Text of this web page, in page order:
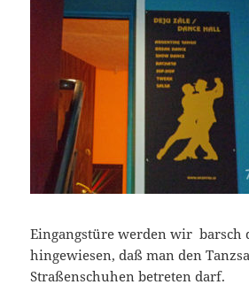
Eingangstüre werden wir barsch
hingewiesen, daß man den
Straßenschuhen betreten darf.